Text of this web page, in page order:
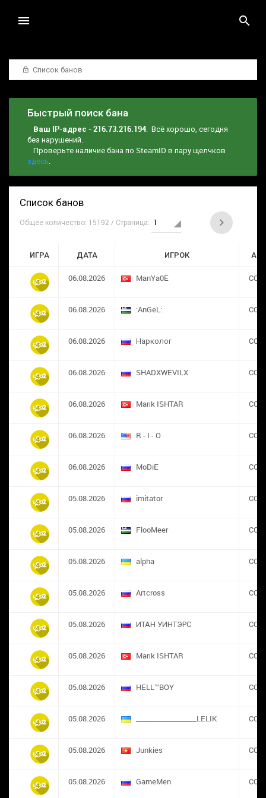
Список банов
Быстрый поиск бана
Ваш IP-адрес - 216.73.216.194. Всё хорошо, сегодня
без нарушений.
Проверьте наличие бана по SteamID в пару щелчков
здесь.
Список банов
Общее количество: 15192 / Страница:
ИГРА ДАТА ИГРОК
06.08.2026 ManYa0E
06.08.2026 :AnGeL:
06.08.2026 Нарколог
06.08.2026 SHADXWEVILX
06.08.2026 Marık ISHTAR
06.08.2026 R - I - O
06.08.2026 MoDiE
05.08.2026 imitator
05.08.2026 FlooMeer
05.08.2026 alpha
05.08.2026 Artcross
05.08.2026 ИТАН УИНТЭРС
05.08.2026 Marık ISHTAR
05.08.2026 HELL™BOY
05.08.2026 _________________LELIK
05.08.2026 Junkies
05.08.2026 GameMen